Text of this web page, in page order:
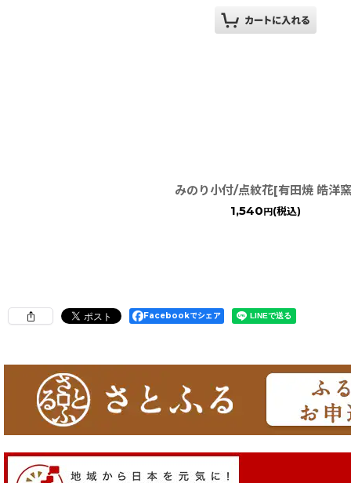
みのり小付/点紋花[有田焼 皓洋
1,540 円(税込)
Facebookでシェア